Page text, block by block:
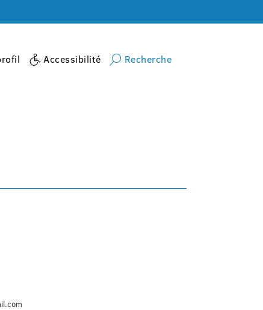
Accessibilité Recherche